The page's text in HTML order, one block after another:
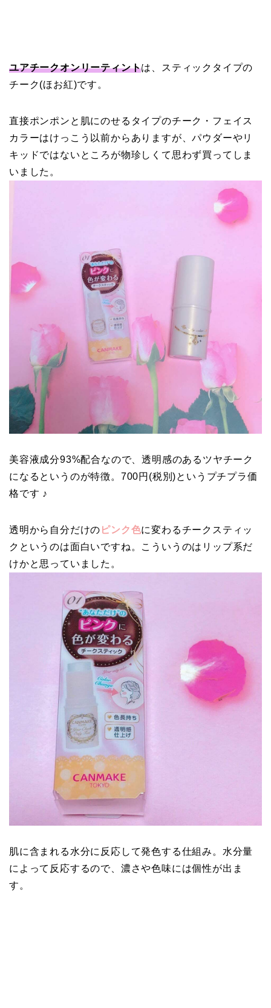
ユアチークオンリーティントは、スティックタイプの
チーク(ほお紅)です。
直接ポンポンと肌にのせるタイプのチーク・フェイス
カラーはけっこう以前からありますが、パウダーやリ
キッドではないところが物珍しくて思わず買ってしま
いました。
美容液成分93%配合なので、透明感のあるツヤチーク
になるというのが特徴。700円(税別)というプチプラ価
格です ♪
透明から自分だけの ピンク色に変わるチークスティッ
クというのは面白いですね。こういうのはリップ系だ
けかと思っていました。
肌に含まれる水分に反応して発色する仕組み。水分量
によって反応するので、濃さや色味には個性が出ま
す。